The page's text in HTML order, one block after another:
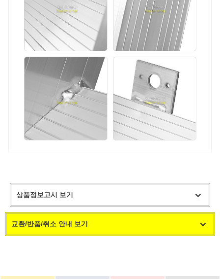
상품정보고시 보기
교환/반품/취소 안내 보기